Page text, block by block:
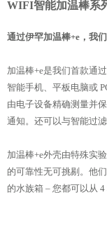
WIFI智能加温棒系
通过伊罕加温棒+e，我
加温棒+e是我们首款通
智能手机、平板电脑或
由电子设备精确测量并
通知。还可以与智能过滤
加温棒+e外壳由特殊实
的可靠性无可挑剔。他
的水族箱 – 您都可以从 4